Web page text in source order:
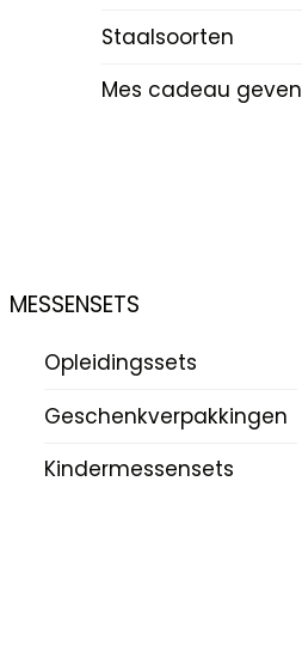
Staalsoorten
Mes cadeau geven
MESSENSETS
Opleidingssets
Geschenkverpakkingen
Kindermessensets